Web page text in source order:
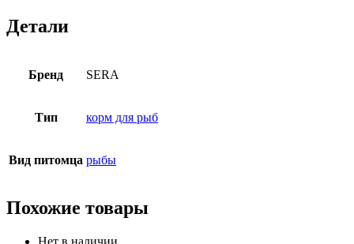
Детали
Бренд SERA
Тип корм для рыб
Вид питомца рыбы
Похожие товары